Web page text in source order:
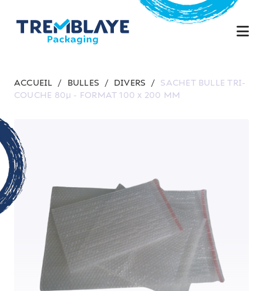
ACCUEIL / BULLES / DIVERS /
SACHET BULLE TRI-
COUCHE 80µ - FORMAT 100 x 200 MM